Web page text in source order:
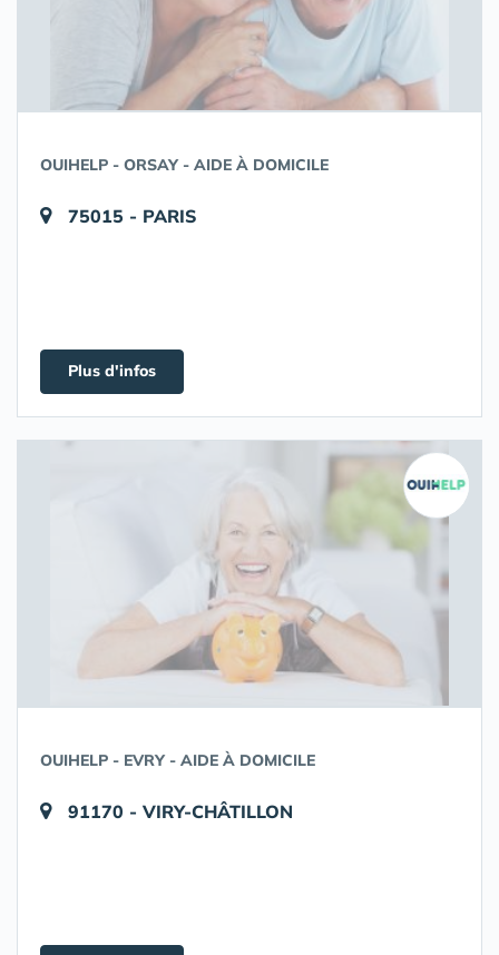
OUIHELP - ORSAY - AIDE À DOMICILE
75015 - PARIS
Plus d'infos
OUIHELP - EVRY - AIDE À DOMICILE
91170 - VIRY-CHÂTILLON